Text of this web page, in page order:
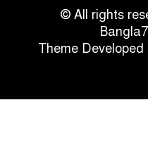
© All rights
Theme Developed